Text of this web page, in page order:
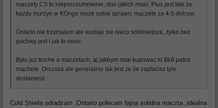
maczety CS to nieporozumnienie, dno jakich malo. Plus jest taki ze
kazdy murzyn w KOngo moze sobie sprawic maczete za 4-5 dolcow.
Ontario nie trzymalem ale wydaje sie nieco solidniejsza...tylko bez
pochwy jest i jak to nosic.
Bylo juz troche o maczetach, aj jakbym mial kupowac to Bk6 patrol
machete. Drozsza ale generalnie tak jest ze ile zaplacisz tyle
dostaniesz.
Cold Steela odradzam ,Ontario polecam fajna solidna maczta ,idealna